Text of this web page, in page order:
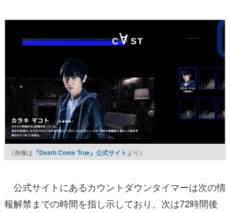
（画像は 『Death Come True』公式サイト より）
公式サイトにあるカウントダウンタイマーは次の情
報解禁までの時間を指し示しており、次は72時間後